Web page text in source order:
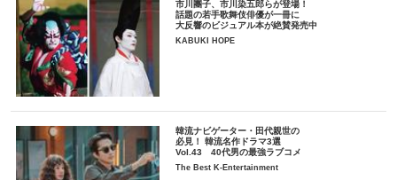
市川團子、市川染五郎らが登場！
話題の若手歌舞伎俳優が一冊に
大反響のビジュアル本が絶賛発売中
KABUKI HOPE
韓流ナビゲーター・田代親世の
必見！ 韓流名作ドラマ3選
Vol.43 40代男の最強ラブコメ
The Best K-Entertainment